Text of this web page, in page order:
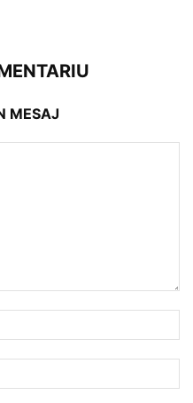
MESAJ